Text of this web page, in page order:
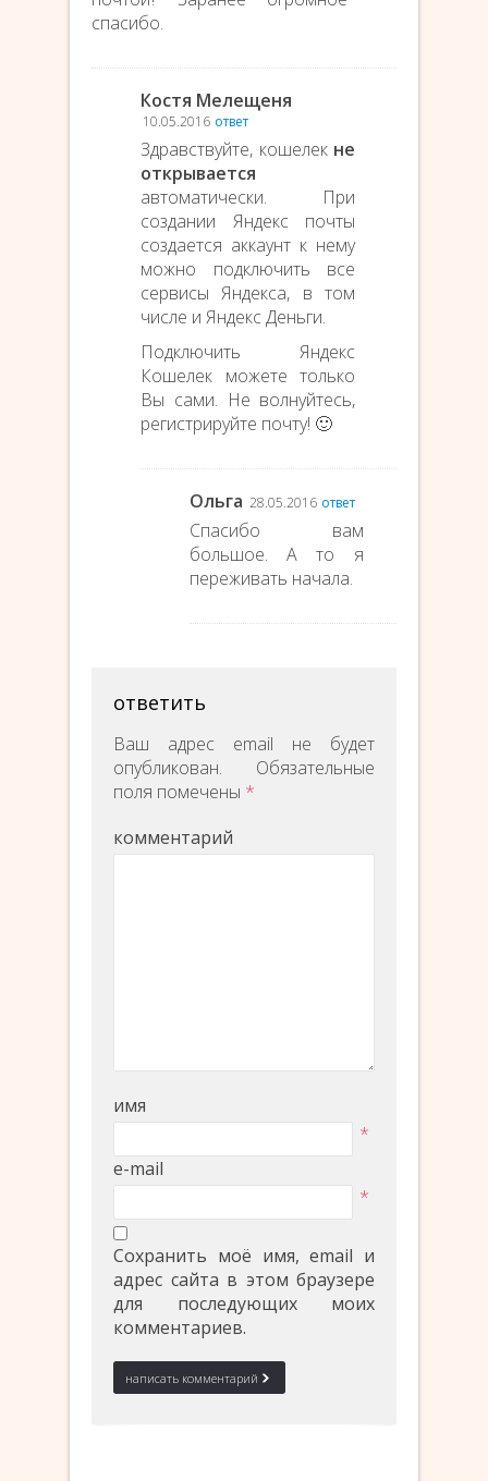
спасибо.
Костя Мелещеня
10.05.2016 ответ
Здравствуйте, кошелек не
открывается
автоматически. При
создании Яндекс почты
создается аккаунт к нему
можно подключить все
сервисы Яндекса, в том
числе и Яндекс Деньги.
Подключить Яндекс
Кошелек можете только
Вы сами. Не волнуйтесь,
регистрируйте почту! 🙂
Ольга 28.05.2016 ответ
Спасибо вам
большое. А то я
переживать начала.
ответить
Ваш адрес email не будет
опубликован.
Обязательные
поля помечены *
комментарий
имя
*
e-mail
*
Сохранить моё имя, email и
адрес сайта в этом браузере
для последующих моих
комментариев.